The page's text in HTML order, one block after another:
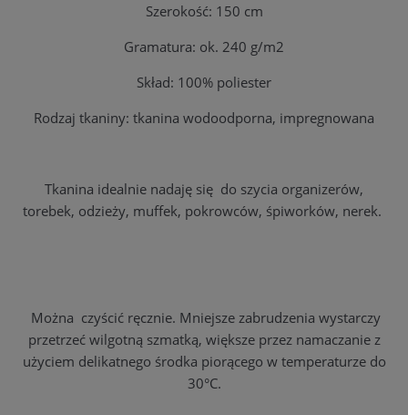
Szerokość: 150 cm
Gramatura: ok. 240 g/m2
Skład: 100% poliester
Rodzaj tkaniny: tkanina wodoodporna, impregnowana
Tkanina idealnie nadaję się do szycia organizerów,
torebek, odzieży, muffek, pokrowców, śpiworków, nerek.
Można czyścić ręcznie. Mniejsze zabrudzenia wystarczy
przetrzeć wilgotną szmatką, większe przez namaczanie z
użyciem delikatnego środka piorącego w temperaturze do
30°C.